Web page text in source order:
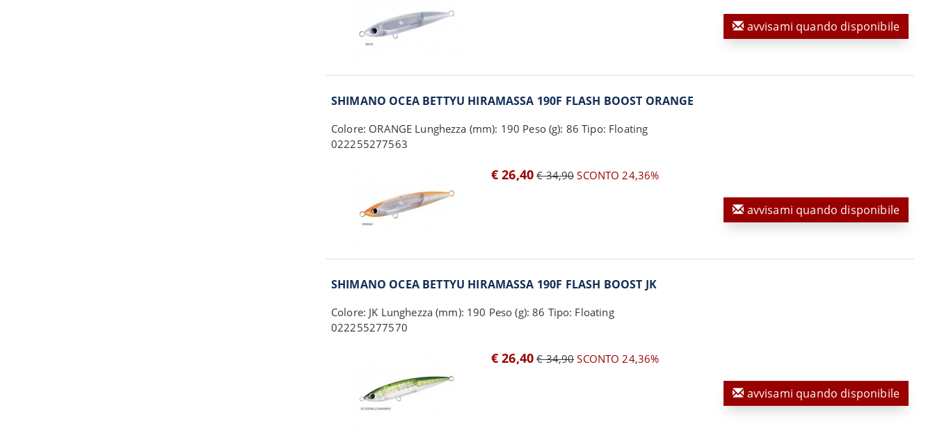
avvisami quando disponibile
SHIMANO OCEA BETTYU HIRAMASSA 190F FLASH BOOST ORANGE
Colore: ORANGE Lunghezza (mm): 190 Peso (g): 86 Tipo: Floating
022255277563
€ 26,40 € 34,90SCONTO 24,36%
avvisami quando disponibile
SHIMANO OCEA BETTYU HIRAMASSA 190F FLASH BOOST JK
Colore: JK Lunghezza (mm): 190 Peso (g): 86 Tipo: Floating
022255277570
€ 26,40 € 34,90SCONTO 24,36%
avvisami quando disponibile